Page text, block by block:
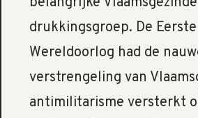
drukkingsgroep. De Eerste
Wereldoorlog had de
verstrengeling van
antimilitarisme versterkt